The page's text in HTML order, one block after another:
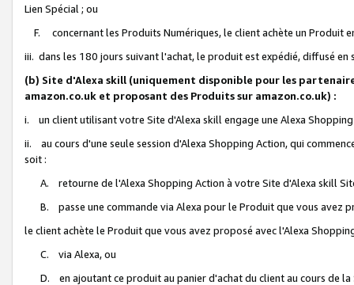
Lien Spécial ; ou
F. concernant les Produits Numériques, le client achète un Produit
iii. dans les 180 jours suivant l'achat, le produit est expédié, diffusé
(b) Site d'Alexa skill (uniquement disponible pour les
amazon.co.uk et proposant des Produits sur amazon.co.uk) :
i. un client utilisant votre Site d'Alexa skill engage une Alexa
ii. au cours d'une seule session d'Alexa Shopping Action, qui
soit :
A. retourne de l'Alexa Shopping Action à votre Site d'Alexa skill
B. passe une commande via Alexa pour le Produit que vous avez
le client achète le Produit que vous avez proposé avec l'Alexa
C. via Alexa, ou
D. en ajoutant ce produit au panier d'achat du client au cours de